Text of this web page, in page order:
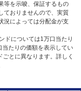
等を示唆、保証するもの
ておりませんので、実質
況によっては分配金が支
ドについては1万口当たり
たりの価額を表示してい
とに異なります。詳しく